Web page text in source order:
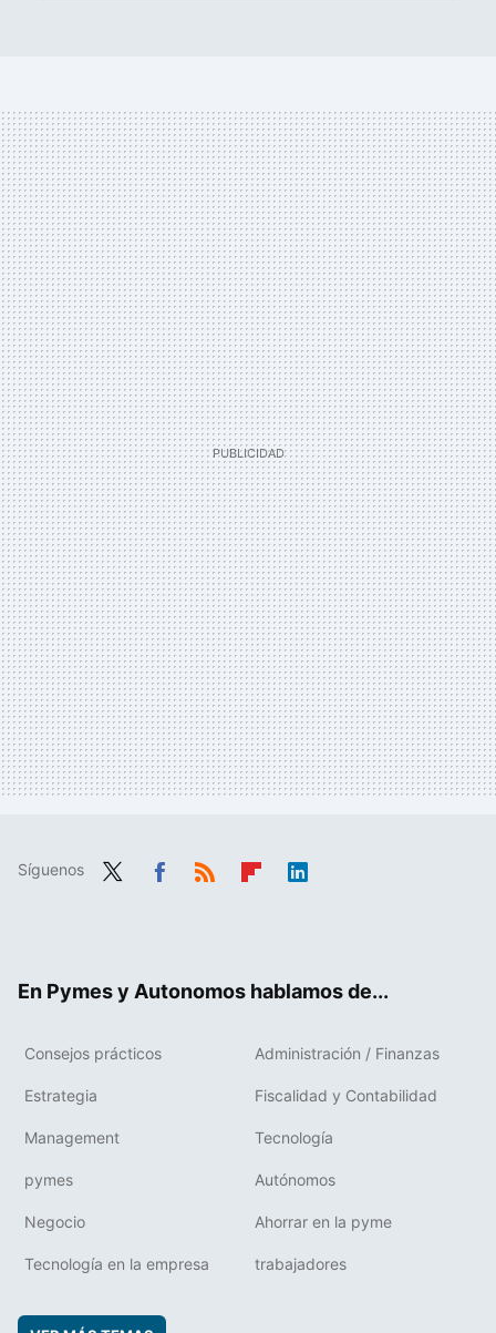
Síguenos
En Pymes y Autonomos hablamos de...
Consejos prácticos Administración / Finanzas
Estrategia Fiscalidad y Contabilidad
Management Tecnología
pymes Autónomos
Negocio Ahorrar en la pyme
Tecnología en la empresa trabajadores